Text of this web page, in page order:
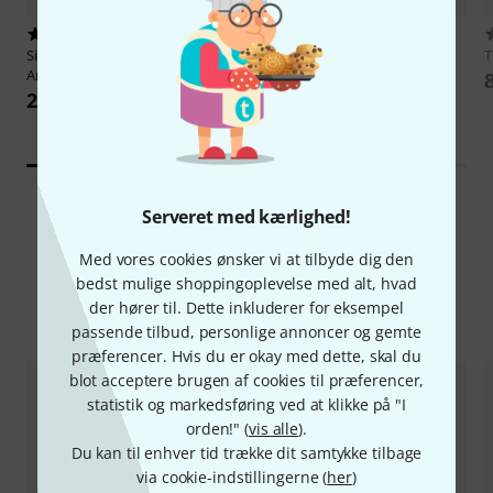
Serveret med kærlighed!
Med vores cookies ønsker vi at tilbyde dig den
bedst mulige shoppingoplevelse med alt, hvad
der hører til. Dette inkluderer for eksempel
passende tilbud, personlige annoncer og gemte
præferencer. Hvis du er okay med dette, skal du
blot acceptere brugen af cookies til præferencer,
statistik og markedsføring ved at klikke på "I
orden!" (vis alle).
Du kan til enhver tid trække dit samtykke tilbage
via cookie-indstillingerne (her)
Singular Sound
BeatBuddy 10th
Anniversary BK
2.655 kr
Singular Sound
Footswitch+
311 kr
Sammenlign valgmuligheder